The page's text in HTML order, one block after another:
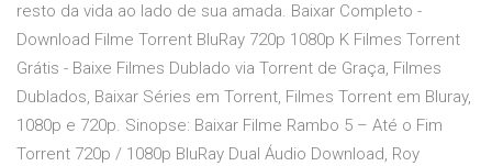
resto da vida ao lado de sua amada. Baixar Completo -
Download Filme Torrent BluRay 720p 1080p K Filmes Torrent
Grátis - Baixe Filmes Dublado via Torrent de Graça, Filmes
Dublados, Baixar Séries em Torrent, Filmes Torrent em Bluray,
1080p e 720p. Sinopse: Baixar Filme Rambo 5 – Até o Fim
Torrent 720p / 1080p BluRay Dual Áudio Download, Roy